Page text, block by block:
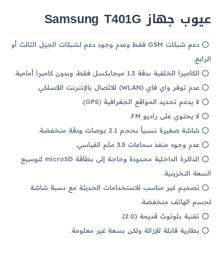
عيوب جهاز Samsung T401G
دعم شبكات GSM فقط وعدم وجود دعم لشبكات الجيل الثالث أو
الرابع.
الكاميرا الخلفية بدقة 1.3 ميجابكسل فقط، وبدون كاميرا أمامية.
عدم توفر واي فاي (WLAN) للاتصال بالإنترنت اللاسلكي.
لا يدعم تحديد المواقع الجغرافية (GPS).
لا يحتوي على راديو FM.
شاشة صغيرة نسبياً بحجم 2.1 بوصات ودقة منخفضة.
عدم وجود منفذ سماعات 3.5 ملم القياسي.
الذاكرة الداخلية محدودة وحاجة إلى بطاقة microSD لتوسيع
السعة التخزينية.
تصميم غير مناسب للاستخدامات الحديثة مع نسبة شاشة
لجسم الهاتف منخفضة.
تقنية بلوتوث قديمة (2.0).
بطارية قابلة للإزالة ولكن بسعة غير معلومة.